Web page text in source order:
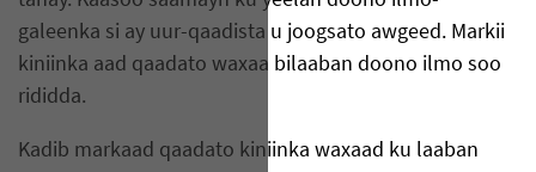
galeenka si ay uur-qaadista u joogsato awgeed. Markii
kiniinka aad qaadato waxaa bilaaban doono ilmo soo
rididda.
Kadib markaad qaadato kiniinka waxaad ku laaban